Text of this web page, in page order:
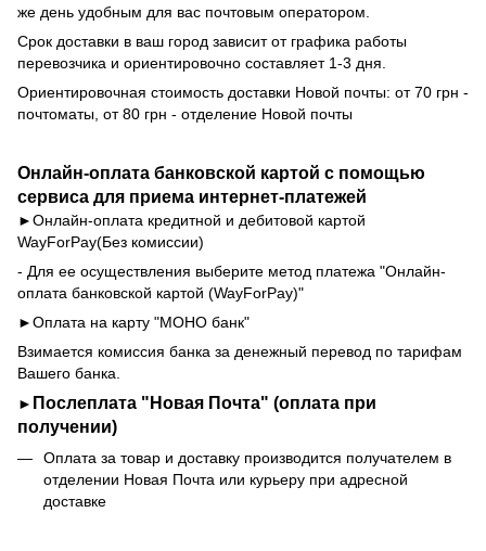
же день удобным для вас почтовым оператором.
Срок доставки в ваш город зависит от графика работы
перевозчика и ориентировочно составляет 1-3 дня.
Ориентировочная стоимость доставки Новой почты: от 70 грн -
почтоматы, от 80 грн - отделение Новой почты
Онлайн-оплата банковской картой с помощью
сервиса для приема интернет-платежей
►Онлайн-оплата кредитной и дебитовой картой
WayForPay(Без комиссии)
- Для ее осуществления выберите метод платежа "Онлайн-
оплата банковской картой (WayForPay)"
►Оплата на карту "МОНО банк"
Взимается комиссия банка за денежный перевод по тарифам
Вашего банка.
► Послеплата "Новая Почта" (оплата при
получении)
Оплата за товар и доставку производится получателем в
отделении Новая Почта или курьеру при адресной
доставке